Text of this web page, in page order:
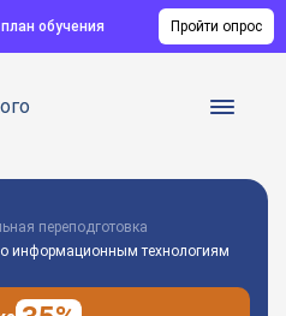
обучения Пройти опрос
переподготовка
информационным технологиям